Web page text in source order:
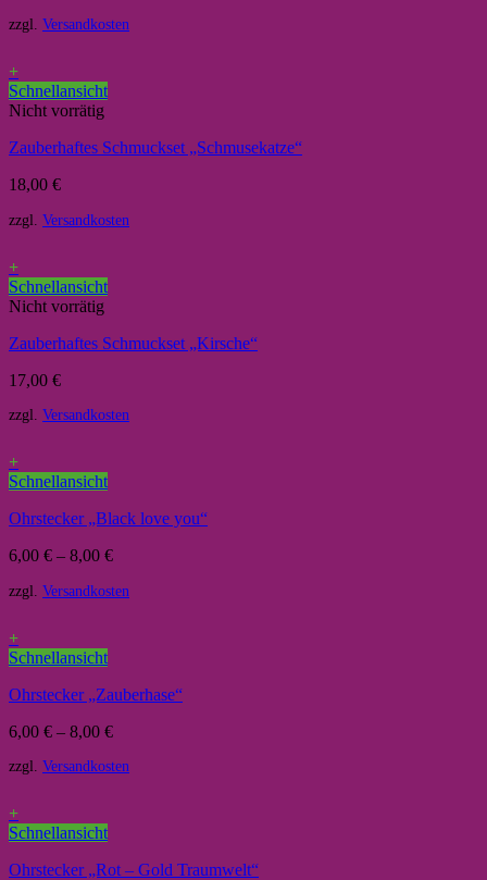
zzgl. Versandkosten
+
Schnellansicht
Nicht vorrätig
Zauberhaftes Schmuckset „Schmusekatze“
18,00 €
zzgl. Versandkosten
+
Schnellansicht
Nicht vorrätig
Zauberhaftes Schmuckset „Kirsche“
17,00 €
zzgl. Versandkosten
+
Schnellansicht
Ohrstecker „Black love you“
6,00 € – 8,00 €
zzgl. Versandkosten
+
Schnellansicht
Ohrstecker „Zauberhase“
6,00 € – 8,00 €
zzgl. Versandkosten
+
Schnellansicht
Ohrstecker „Rot – Gold Traumwelt“